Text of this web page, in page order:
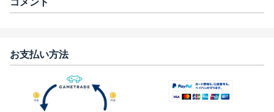
コメント
お支払い方法